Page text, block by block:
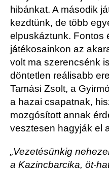
hibánkat. A második
kezdtünk, de több
elpuskáztunk. Fontos
játékosainkon az
volt ma szerencsénk
döntetlen reálisabb
Tamási Zsolt, a
a hazai csapatnak,
mozgósított annak
vesztesen hagyják el
„Vezetésünkig
a Kazincbarcika, öt-